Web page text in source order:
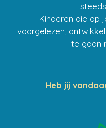
Kinderen die op
voorgelezen,
te gaan
Heb jij